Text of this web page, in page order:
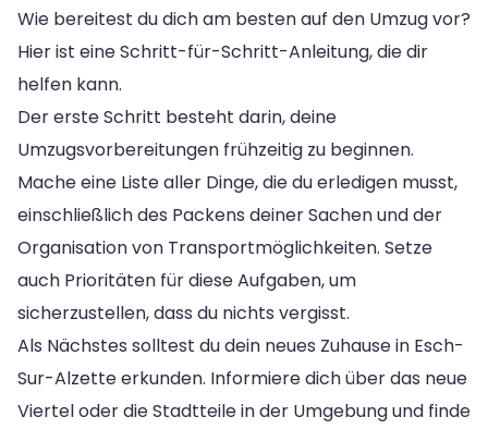
Wie bereitest du dich am besten auf den Umzug vor?
Hier ist eine Schritt-für-Schritt-Anleitung, die dir
helfen kann.
Der erste Schritt besteht darin, deine
Umzugsvorbereitungen frühzeitig zu beginnen.
Mache eine Liste aller Dinge, die du erledigen musst,
einschließlich des Packens deiner Sachen und der
Organisation von Transportmöglichkeiten. Setze
auch Prioritäten für diese Aufgaben, um
sicherzustellen, dass du nichts vergisst.
Als Nächstes solltest du dein neues Zuhause in Esch-
Sur-Alzette erkunden. Informiere dich über das neue
Viertel oder die Stadtteile in der Umgebung und finde